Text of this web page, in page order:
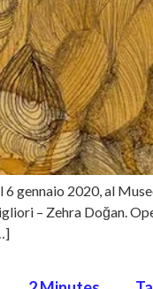
gennaio 2020, al
– Zehra Doğan.